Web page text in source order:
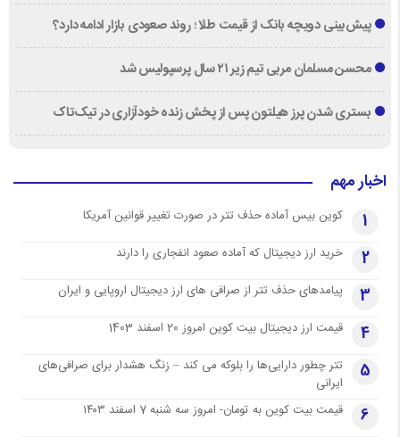
پیش‌بینی دویچه‌ بانک از قیمت طلا ؛ روند صعودی بازار ادامه دارد؟
محسن مسلمان مربی تیم زیر ۲۱ سال پرسپولیس شد
بستری شدن پرز هیلتون پس از پخش زنده خودآزاری در تیک‌تاک
اخبار مهم
1 کوین بیس آماده حذف تتر در صورت تغییر قوانین آمریکا
2 خرید ارز دیجیتال که آماده صعود انفجاری را دارند
3 پیامدهای حذف تتر از صرافی های ارز دیجیتال اروپایی و ایران
4 قیمت ارز دیجیتال بیت کوین امروز 20 اسفند 1403
5
تتر چطور دارایی‌ها را بلوکه می کند – زنگ هشدار برای صرافی‌های
ایرانی
6 قیمت بیت کوین به تومان- امروز سه شنبه 7 اسفند ۱۴۰۳